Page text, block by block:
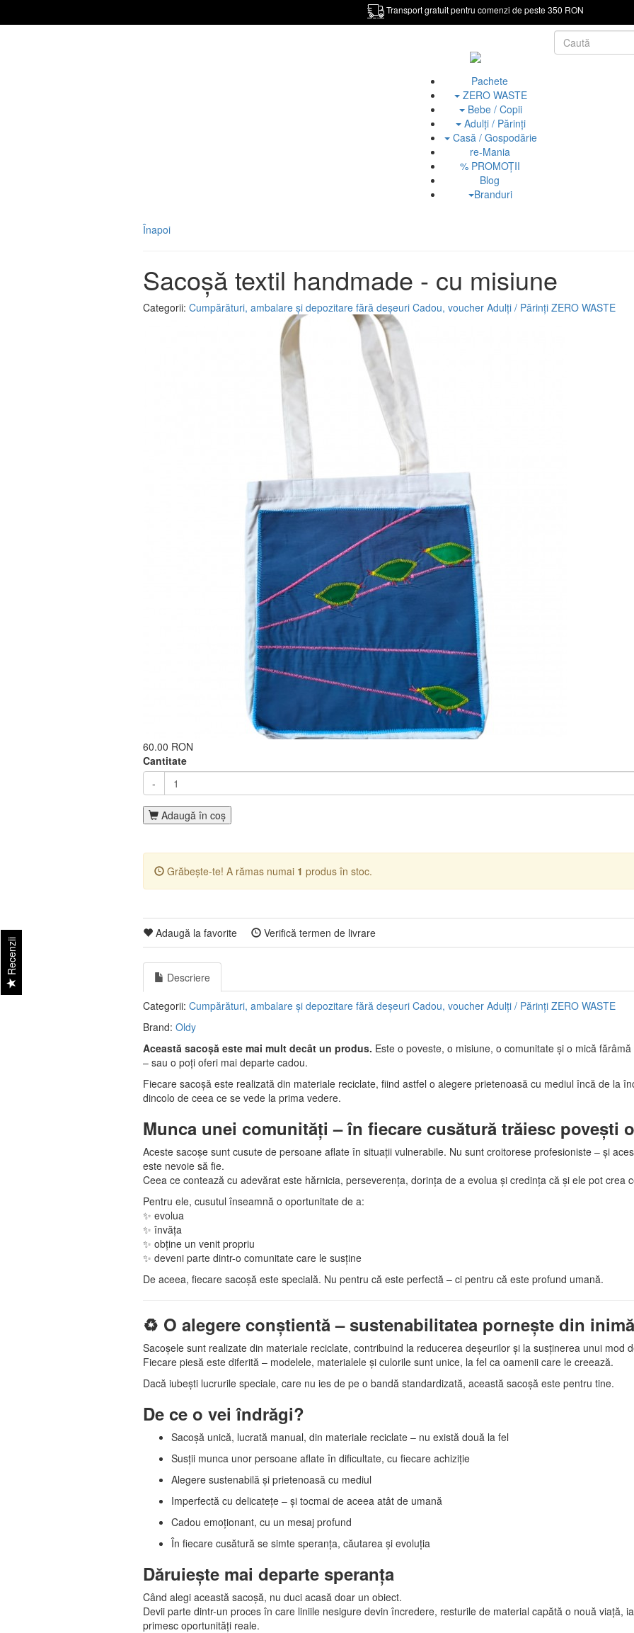
Transport gratuit pentru comenzi de peste 350 RON
Pachete
ZERO WASTE
Bebe / Copii
Adulți / Părinți
Casă / Gospodărie
re-Mania
% PROMOȚII
Blog
Branduri
Înapoi
Sacoșă textil handmade - cu misiune
Categorii: Cumpărături, ambalare și depozitare fără deșeuri Cadou, voucher Adulți / Părinți ZERO WASTE
60.00 RON
Cantitate
-
Adaugă în coş
Grăbește-te! A rămas numai 1 produs în stoc.
Adaugă la favorite Verifică termen de livrare
Descriere
Categorii: Cumpărături, ambalare și depozitare fără deșeuri Cadou, voucher Adulți / Părinți ZERO WASTE
Brand: Oldy
Această sacoșă este mai mult decât un produs. Este o poveste, o misiune, o comunitate și o mică
– sau o poți oferi mai departe cadou.
Fiecare sacoșă este realizată din materiale reciclate, fiind astfel o alegere prietenoasă cu mediul încă de la
dincolo de ceea ce se vede la prima vedere.
Munca unei comunități – în fiecare cusătură trăiesc povești
Aceste sacoșe sunt cusute de persoane aflate în situații vulnerabile. Nu sunt croitorese profesioniste – și
este nevoie să fie.
Ceea ce contează cu adevărat este hărnicia, perseverența, dorința de a evolua și credința că și ele pot crea
Pentru ele, cusutul înseamnă o oportunitate de a:
✨ evolua
✨ învăța
✨ obține un venit propriu
✨ deveni parte dintr-o comunitate care le susține
De aceea, fiecare sacoșă este specială. Nu pentru că este perfectă – ci pentru că este profund umană.
♻️ O alegere conștientă – sustenabilitatea pornește din inimă
Sacoșele sunt realizate din materiale reciclate, contribuind la reducerea deșeurilor și la susținerea unui mod
Fiecare piesă este diferită – modelele, materialele și culorile sunt unice, la fel ca oamenii care le creează.
Dacă iubești lucrurile speciale, care nu ies de pe o bandă standardizată, această sacoșă este pentru tine.
De ce o vei îndrăgi?
Sacoșă unică, lucrată manual, din materiale reciclate – nu există două la fel
Susții munca unor persoane aflate în dificultate, cu fiecare achiziție
Alegere sustenabilă și prietenoasă cu mediul
Imperfectă cu delicatețe – și tocmai de aceea atât de umană
Cadou emoționant, cu un mesaj profund
În fiecare cusătură se simte speranța, căutarea și evoluția
Dăruiește mai departe speranța
Când alegi această sacoșă, nu duci acasă doar un obiect.
Devii parte dintr-un proces în care liniile nesigure devin încredere, resturile de material capătă o nouă viață,
primesc oportunități reale.
Recenzii